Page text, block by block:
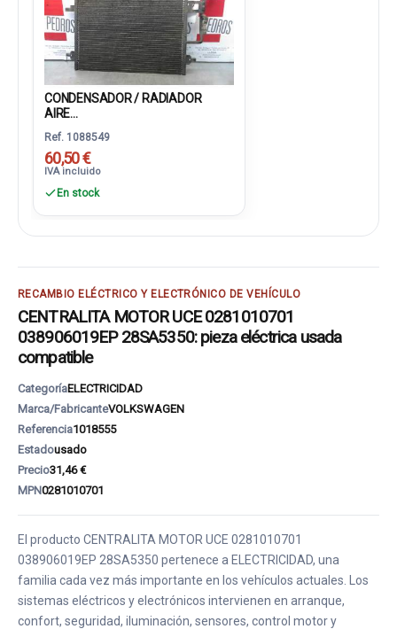
CONDENSADOR / RADIADOR
AIRE...
Ref. 1088549
60,50 €
IVA incluido
En stock
RECAMBIO ELÉCTRICO Y ELECTRÓNICO DE VEHÍCULO
CENTRALITA MOTOR UCE 0281010701
038906019EP 28SA5350: pieza eléctrica usada
compatible
CategoríaELECTRICIDAD
Marca/FabricanteVOLKSWAGEN
Referencia1018555
Estadousado
Precio31,46 €
MPN0281010701
El producto CENTRALITA MOTOR UCE 0281010701
038906019EP 28SA5350 pertenece a ELECTRICIDAD, una
familia cada vez más importante en los vehículos actuales. Los
sistemas eléctricos y electrónicos intervienen en arranque,
confort, seguridad, iluminación, sensores, control motor y